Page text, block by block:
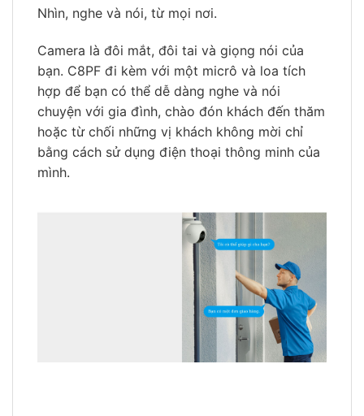
Nhìn, nghe và nói, từ mọi nơi.
Camera là đôi mắt, đôi tai và giọng nói của
bạn. C8PF đi kèm với một micrô và loa tích
hợp để bạn có thể dễ dàng nghe và nói
chuyện với gia đình, chào đón khách đến thăm
hoặc từ chối những vị khách không mời chỉ
bằng cách sử dụng điện thoại thông minh của
mình.